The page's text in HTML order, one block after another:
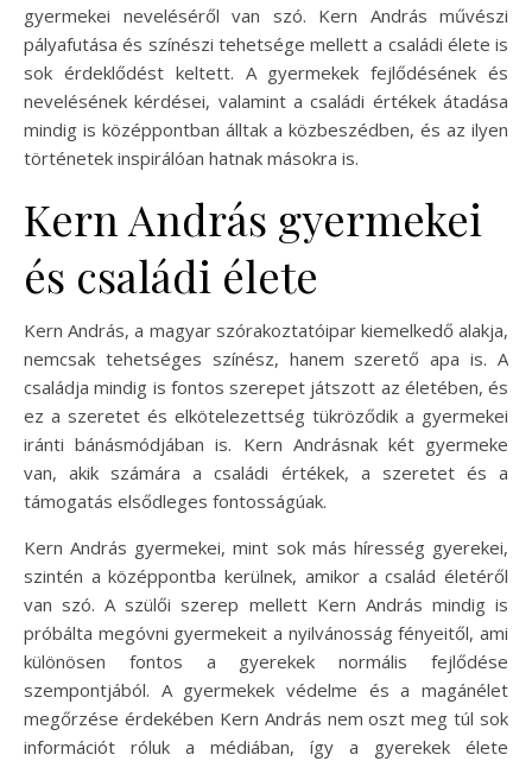
gyermekei neveléséről van szó. Kern András művészi
pályafutása és színészi tehetsége mellett a családi élete is
sok érdeklődést keltett. A gyermekek fejlődésének és
nevelésének kérdései, valamint a családi értékek átadása
mindig is középpontban álltak a közbeszédben, és az ilyen
történetek inspirálóan hatnak másokra is.
Kern András gyermekei
és családi élete
Kern András, a magyar szórakoztatóipar kiemelkedő alakja,
nemcsak tehetséges színész, hanem szerető apa is. A
családja mindig is fontos szerepet játszott az életében, és
ez a szeretet és elkötelezettség tükröződik a gyermekei
iránti bánásmódjában is. Kern Andrásnak két gyermeke
van, akik számára a családi értékek, a szeretet és a
támogatás elsődleges fontosságúak.
Kern András gyermekei, mint sok más híresség gyerekei,
szintén a középpontba kerülnek, amikor a család életéről
van szó. A szülői szerep mellett Kern András mindig is
próbálta megóvni gyermekeit a nyilvánosság fényeitől, ami
különösen fontos a gyerekek normális fejlődése
szempontjából. A gyermekek védelme és a magánélet
megőrzése érdekében Kern András nem oszt meg túl sok
információt róluk a médiában, így a gyerekek élete